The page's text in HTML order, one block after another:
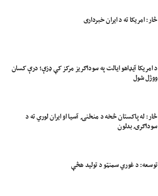
څار: امریکا ته د ایران خبرداری
د امریکا آیډاهو ایالت په سوداګریز مرکز کې ډزې؛ درې کسان
ووژل شول
څار: له پاکستان څخه د منځنۍ آسیا او ایران لوري ته د
سوداګرۍ بدلون
توسعه: د غوري سمنټو د تولید هڅې